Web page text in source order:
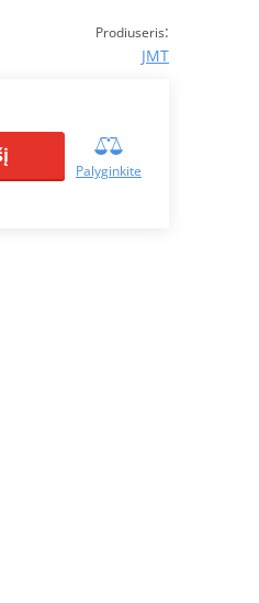
Prodiuseris:
JMT
Palyginkite